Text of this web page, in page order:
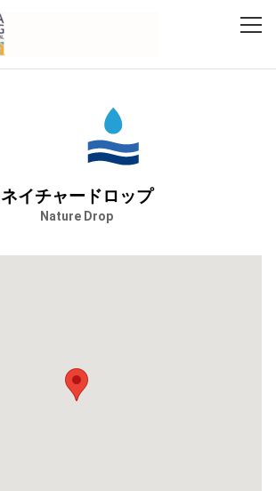
ネイチャードロップ
Nature Drop